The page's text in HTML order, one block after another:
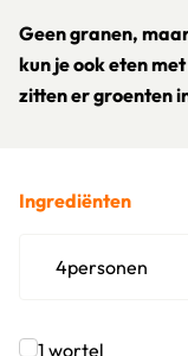
Geen granen,
kun je ook eten
zitten er groenten
Ingrediënten
4personen
1 wortel